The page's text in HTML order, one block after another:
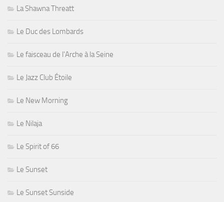
La Shawna Threatt
Le Duc des Lombards
Le faisceau de l'Arche à la Seine
Le Jazz Club Étoile
Le New Morning
Le Nilaja
Le Spirit of 66
Le Sunset
Le Sunset Sunside